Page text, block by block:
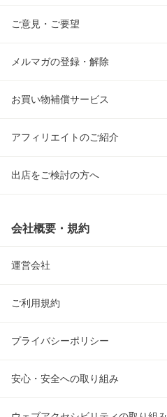
ご意見・ご要望
メルマガの登録・解除
お買い物補償サービス
アフィリエイトのご紹介
出店をご検討の方へ
会社概要・規約
運営会社
ご利用規約
プライバシーポリシー
安心・安全への取り組み